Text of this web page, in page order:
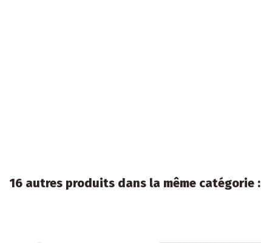
16 autres produits dans la même catégorie :